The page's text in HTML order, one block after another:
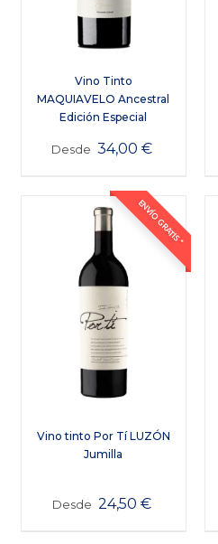
Vino Tinto
MAQUIAVELO Ancestral
Edición Especial
Desde 34,00 €
ENVÍO GRATIS *
Vino tinto Por Tí LUZÓN
Jumilla
Desde 24,50 €